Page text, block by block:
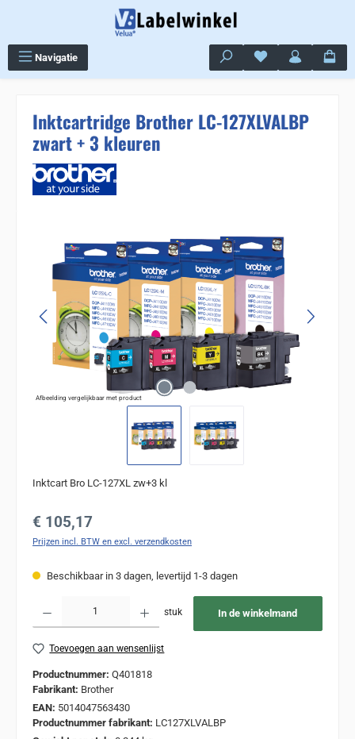
Navigatie Je hebt 0 items op
Inktcartridge Brother LC-127XLVALBP
zwart + 3 kleuren
Afbeelding vergelijkbaar met product
Inktcart Bro LC-127XL zw+3 kl
Normale prijs:
€ 105,17
Prijzen incl. BTW en excl. verzendkosten
Beschikbaar in 3 dagen, levertijd 1-3 dagen
stuk In de winkelmand
Toevoegen aan wensenlijst
Productnummer: Q401818
Fabrikant: Brother
EAN: 5014047563430
Productnummer fabrikant: LC127XLVALBP